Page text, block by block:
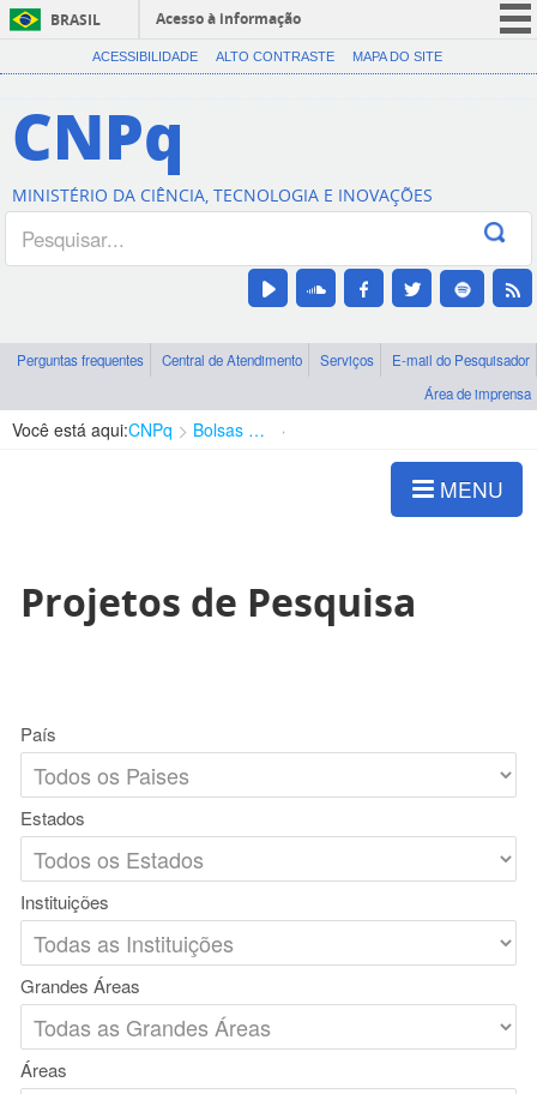
BRASIL
Acesso à informação
CORONAVÍRUS (COVID-19)
Canais
ACESSIBILIDADE ALTO CONTRASTE MAPA DO SITE
CNPq
MINISTÉRIO DA CIÊNCIA, TECNOLOGIA E INOVAÇÕES
Perguntas frequentes Central de Atendimento Serviços
E-mail do Pesquisador
Área de imprensa
Você está aqui:CNPq Bolsas e Auxílios Vigentes
MENU
Projetos de Pesquisa
País
Estados
Instituições
Grandes Áreas
Áreas